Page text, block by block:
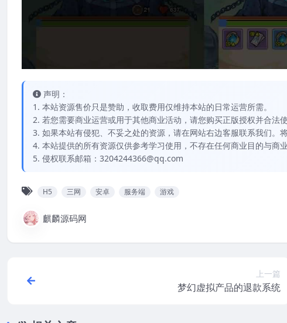
声明：
1. 本站资源售价只是赞助，收取费用仅维持本站的日常运营所需。
2. 若您需要商业运营或用于其他商业活动，请您购买正版授权并合法使
3. 如果本站有侵犯、不妥之处的资源，请在网站右边客服联系我们。
4. 本站提供的所有资源仅供参考学习使用，不存在任何商业目的与商
5. 侵权联系邮箱：3204244366@qq.com
H5 三网 安卓 服务端 游戏
麒麟源码网
上一篇
梦幻虚拟产品的退款系统